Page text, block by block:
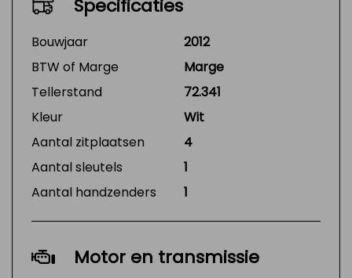
Specificaties
Bouwjaar
2012
BTW of Marge
Marge
Tellerstand
72.341
Kleur
Wit
Aantal zitplaatsen
4
Aantal sleutels
1
Aantal handzenders
1
Motor en transmissie